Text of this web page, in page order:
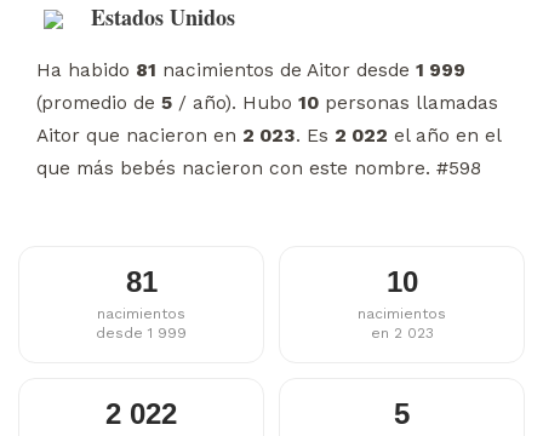
Estados Unidos
Ha habido 81 nacimientos de Aitor desde 1 999
(promedio de 5 / año). Hubo 10 personas llamadas
Aitor que nacieron en 2 023. Es 2 022 el año en el
que más bebés nacieron con este nombre. #598
81
nacimientos
desde 1 999
10
nacimientos
en 2 023
2 022 5